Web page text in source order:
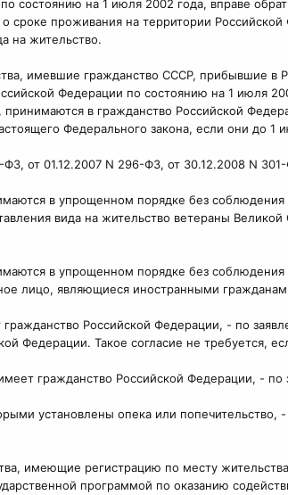
состоянию на 1 июля 2002 года, вправе
проживания на территории
на жительство.
имевшие гражданство СССР, прибывшие в
Федерации по состоянию на 1 июля
в гражданство Российской
Федерального закона, если они до
от 01.12.2007 N 296-ФЗ, от 30.12.2008 N
в упрощенном порядке без
вида на жительство ветераны
в упрощенном порядке без
лицо, являющиеся иностранными
Российской Федерации, - по
Федерации. Такое согласие не требуется,
гражданство Российской Федерации, - по
установлены опека или
имеющие регистрацию по месту
программой по оказанию